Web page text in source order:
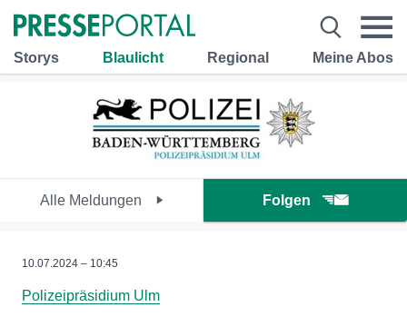
Storys Blaulicht Regional Meine Abos
Alle Meldungen Folgen
10.07.2024 – 10:45
Polizeipräsidium Ulm